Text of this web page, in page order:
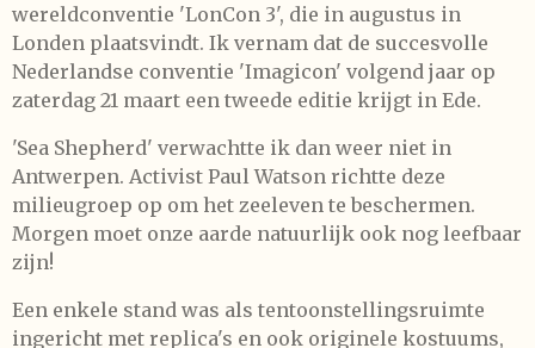
wereldconventie 'LonCon 3', die in augustus in
Londen plaatsvindt. Ik vernam dat de succesvolle
Nederlandse conventie 'Imagicon' volgend jaar op
zaterdag 21 maart een tweede editie krijgt in Ede.
'Sea Shepherd' verwachtte ik dan weer niet in
Antwerpen. Activist Paul Watson richtte deze
milieugroep op om het zeeleven te beschermen.
Morgen moet onze aarde natuurlijk ook nog leefbaar
zijn!
Een enkele stand was als tentoonstellingsruimte
ingericht met replica's en ook originele kostuums,